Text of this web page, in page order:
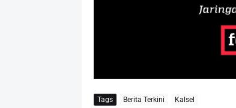
Tags Berita Terkini Kalsel